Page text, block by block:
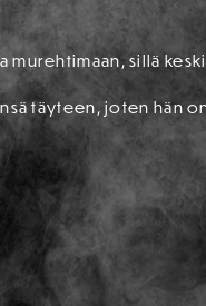
murehtimaan, sillä
täyteen, joten hän